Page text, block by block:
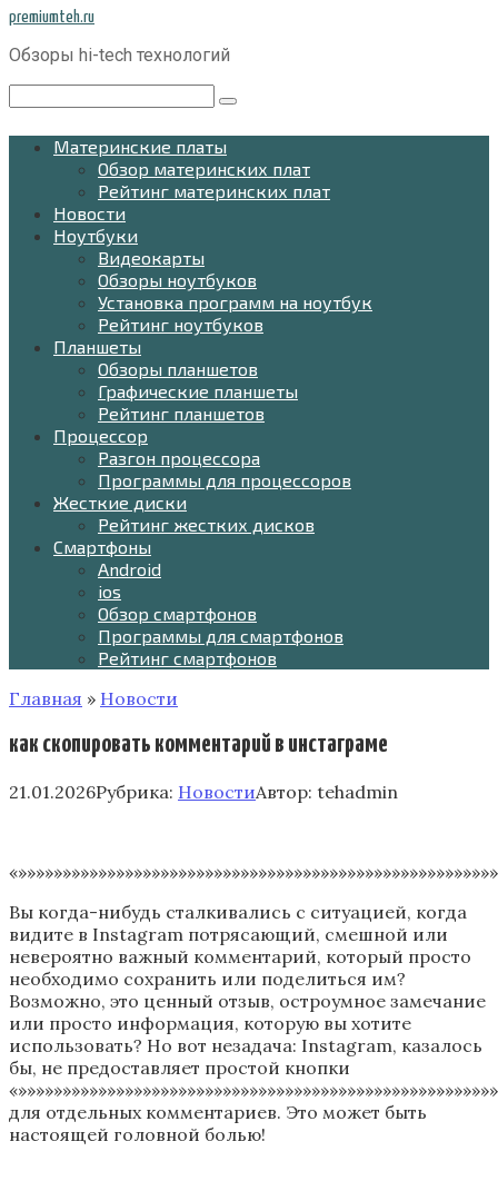
Перейти
контенту
premiumteh.ru
Обзоры hi-tech технологий
Материнские платы
Обзор материнских плат
Рейтинг материнских плат
Новости
Ноутбуки
Видеокарты
Обзоры ноутбуков
Установка программ на ноутбук
Рейтинг ноутбуков
Планшеты
Обзоры планшетов
Графические планшеты
Рейтинг планшетов
Процессор
Разгон процессора
Программы для процессоров
Жесткие диски
Рейтинг жестких дисков
Смартфоны
Android
ios
Обзор смартфонов
Программы для смартфонов
Рейтинг смартфонов
Главная » Новости
как скопировать комментарий в инстаграме
21.01.2026Рубрика: НовостиАвтор: tehadmin
Вы когда-нибудь сталкивались с ситуацией, когда
видите в Instagram потрясающий, смешной или
невероятно важный комментарий, который просто
необходимо сохранить или поделиться им?
Возможно, это ценный отзыв, остроумное замечание
или просто информация, которую вы хотите
использовать? Но вот незадача: Instagram, казалось
бы, не предоставляет простой кнопки
для отдельных комментариев. Это может быть
настоящей головной болью!